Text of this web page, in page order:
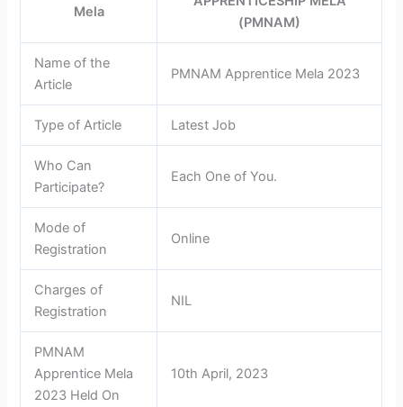
Mela
(PMNAM)
Name of the
Article
PMNAM Apprentice Mela 2023
Type of Article Latest Job
Who Can
Participate?
Each One of You.
Mode of
Registration
Online
Charges of
Registration
NIL
PMNAM
Apprentice Mela
2023 Held On
10th April, 2023